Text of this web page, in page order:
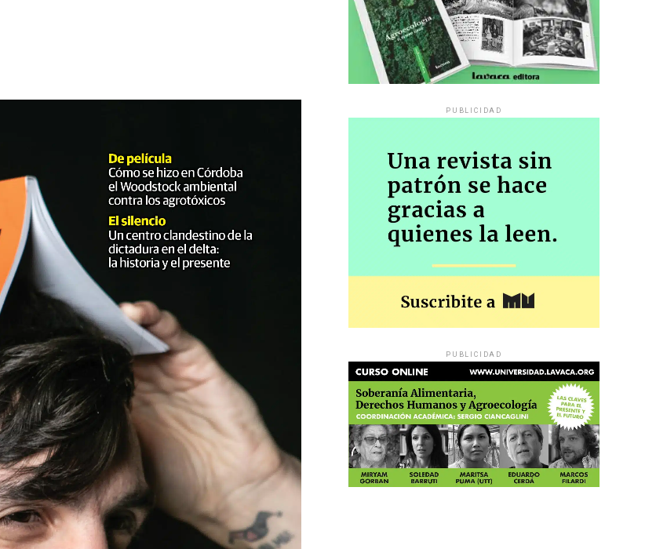
PUBLICIDAD
PUBLICIDAD